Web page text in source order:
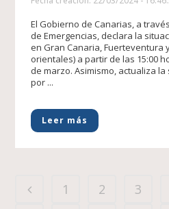
El Gobierno de Canarias, a
de Emergencias, declara la
en Gran Canaria, Fuerteventura
orientales) a partir de las 15:00
de marzo. Asimismo, actualiza
por ...
Leer más
1 2 3